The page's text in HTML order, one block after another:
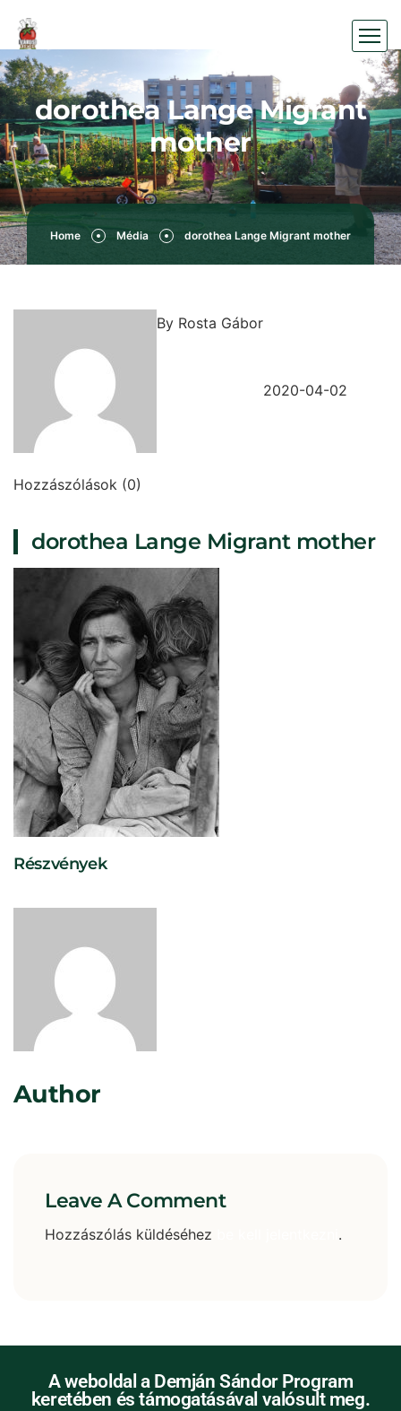
dorothea Lange Migrant
mother
Home Média dorothea Lange Migrant mother
By Rosta Gábor
2020-04-02
Hozzászólások (0)
dorothea Lange Migrant mother
Részvények
Author
Leave A Comment
Hozzászólás küldéséhez .
A weboldal a Demján Sándor Program
keretében és támogatásával valósult meg.